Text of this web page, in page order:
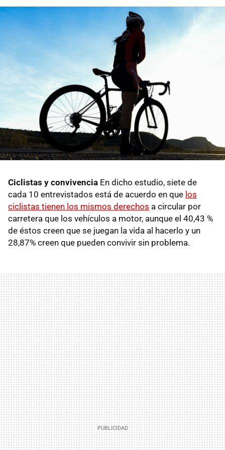
Ciclistas y convivencia En dicho estudio, siete de
cada 10 entrevistados está de acuerdo en que los
ciclistas tienen los mismos derechos a circular por
carretera que los vehículos a motor, aunque el 40,43 %
de éstos creen que se juegan la vida al hacerlo y un
28,87% creen que pueden convivir sin problema.